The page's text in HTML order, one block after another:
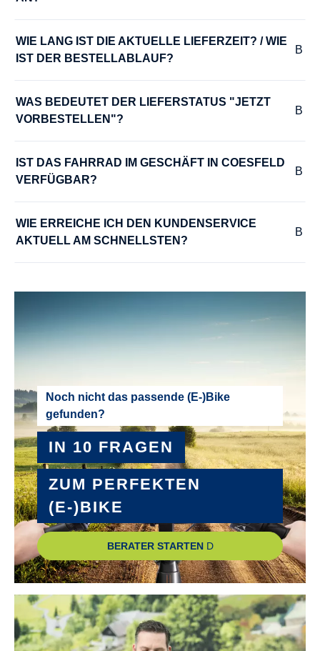
Samox 170 mm
Bosch Compact Charger 2A
LENKER :
Competition SL Ergo
MODELLJAHR :
2025
MOTOR :
MOTOR-LEISTUNG :
MOTOR-TYP :
Bosch Active Line Plus smart System
MOTOR-UNTERSTÜTZUNG :
bis 25 km/h
NABE SCHALTUNGSART :
Shimano Nexus 8
PEDALE :
Zecure VP-821
RADGRÖSSE :
WIE LANG IST DIE AKTUELLE LIEFERZEIT? / WIE
IST DER BESTELLABLAUF?
WAS BEDEUTET DER LIEFERSTATUS "JETZT
VORBESTELLEN"?
IST DAS FAHRRAD IM GESCHÄFT IN COESFELD
VERFÜGBAR?
WIE ERREICHE ICH DEN KUNDENSERVICE
AKTUELL AM SCHNELLSTEN?
Noch nicht das passende (E-)Bike
gefunden?
IN 10 FRAGEN
ZUM PERFEKTEN
(E-)BIKE
BERATER STARTEN